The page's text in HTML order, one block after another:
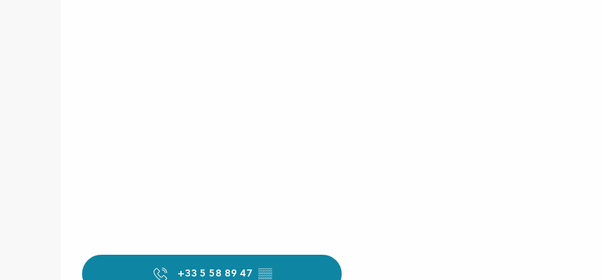
+33 5 58 89 47 ▒▒